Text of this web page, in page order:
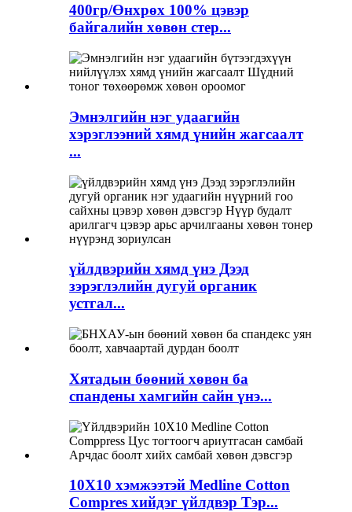
400гр/Өнхрөх 100% цэвэр
байгалийн хөвөн стер...
Эмнэлгийн нэг удаагийн
хэрэглээний хямд үнийн жагсаалт
...
үйлдвэрийн хямд үнэ Дээд
зэрэглэлийн дугуй органик
устгал...
Хятадын бөөний хөвөн ба
спандены хамгийн сайн үнэ...
10X10 хэмжээтэй Medline Cotton
Compres хийдэг үйлдвэр Тэр...